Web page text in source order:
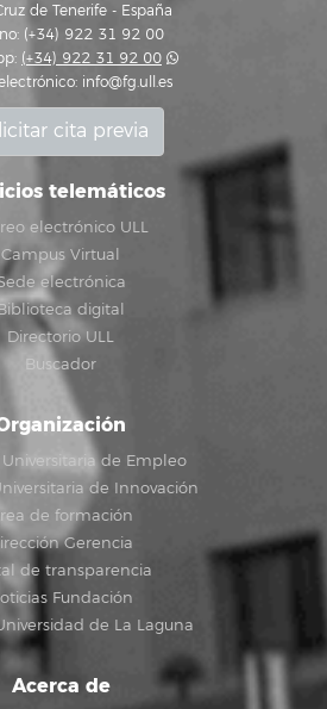
de Tenerife - España
(+34) 922 31 92 00
(+34) 922 31 92 00
info@fg.ull.es
cita previa
telemáticos
electrónico ULL
Campus Virtual
electrónica
digital
Directorio ULL
Buscador
de Empleo
de Innovación
de formación
Gerencia
de transparencia
Fundación
de La Laguna
Acerca de